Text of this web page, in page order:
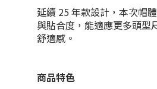
延續 25 年款設計，本次帽
與貼合度，能適應更多頭型
舒適感。
商品特色